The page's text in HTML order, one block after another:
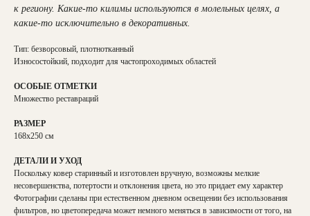
к региону. Какие-то килимы используются в молельных целях, а
какие-то исключительно в декоративных.
Тип: безворсовый, плотнотканный
Износостойкий, подходит для частопроходимых областей
ОСОБЫЕ ОТМЕТКИ
Множество реставраций
РАЗМЕР
168х250 см
ДЕТАЛИ И УХОД
Поскольку ковер старинный и изготовлен вручную, возможны мелкие
несовершенства, потертости и отклонения цвета, но это придает ему характер
Фотографии сделаны при естественном дневном освещении без использования
фильтров, но цветопередача может немного меняться в зависимости от того, на